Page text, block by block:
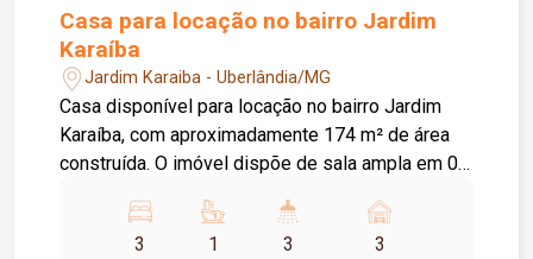
Casa para locação no bairro Jardim
Karaíba
Jardim Karaiba - Uberlândia/MG
Casa disponível para locação no bairro Jardim
Karaíba, com aproximadamente 174 m² de área
construída. O imóvel dispõe de sala ampla em 02
01 suíte, banheiro social com armário, cozinha
americana planejada com armários, fogão
3 1 3 3